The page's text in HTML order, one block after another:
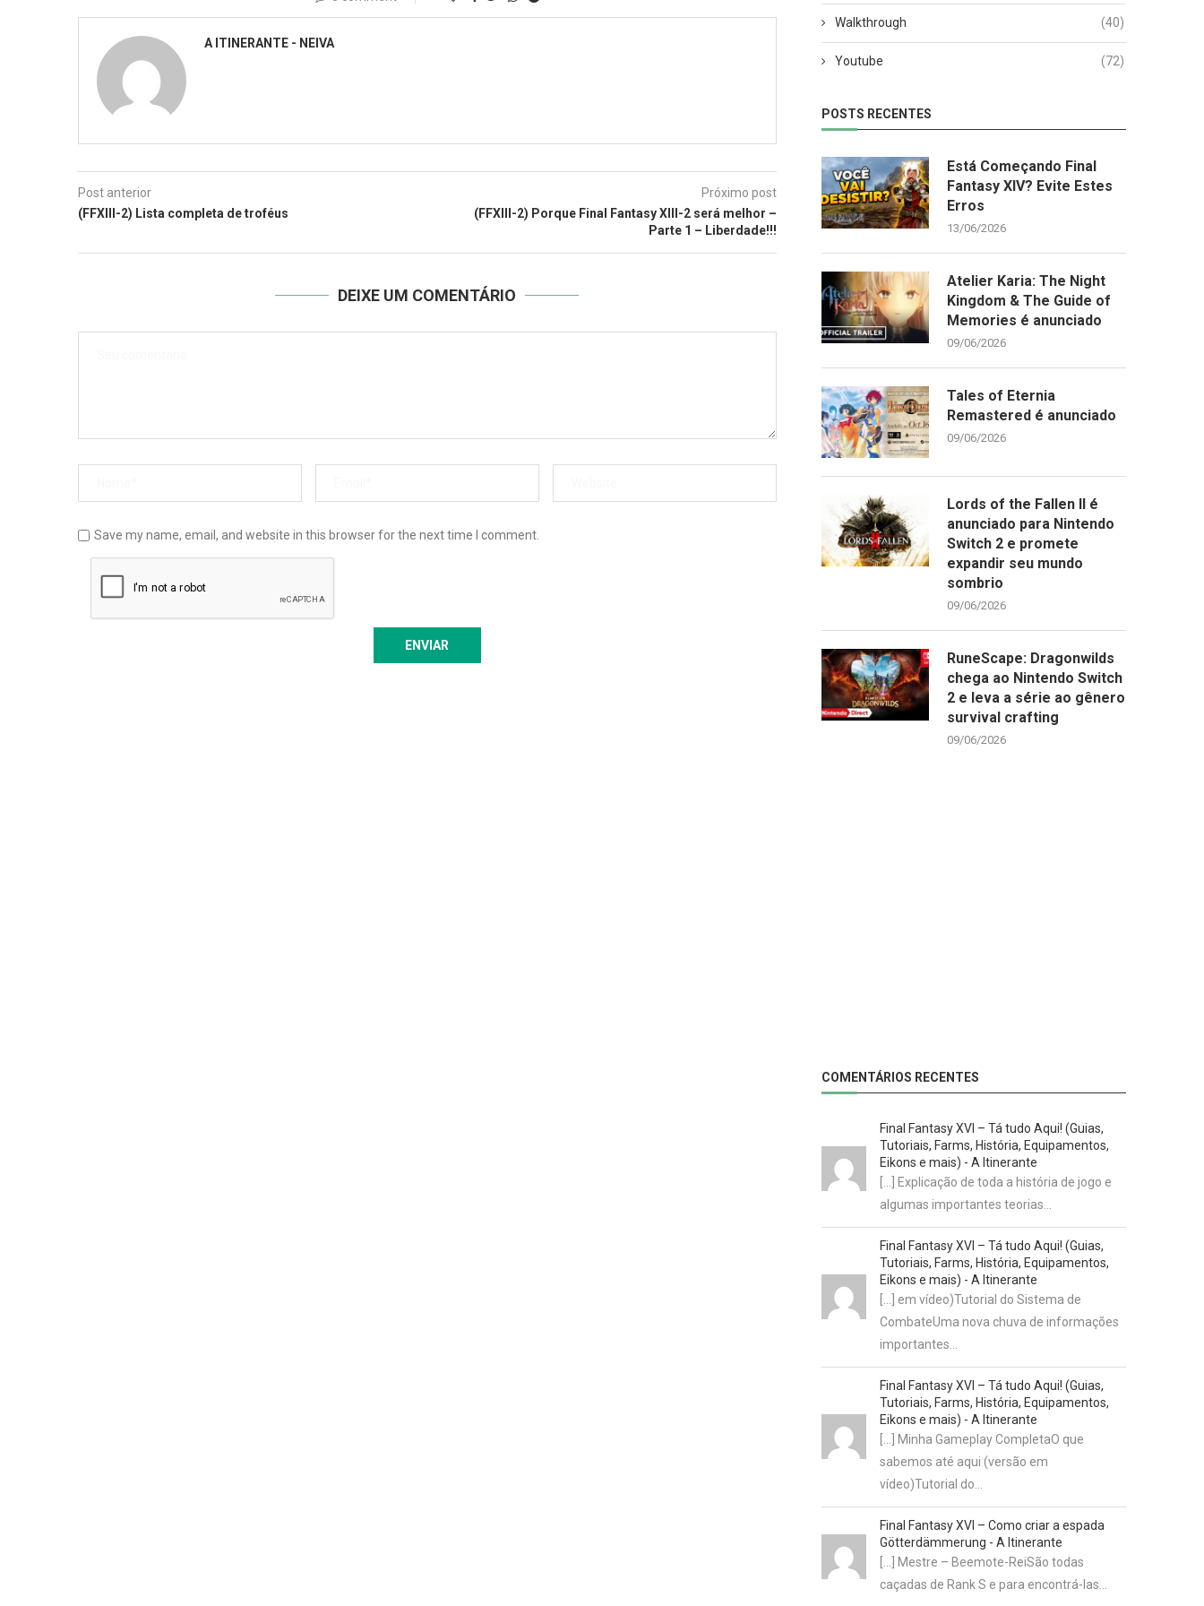
A ITINERANTE - NEIVA
Post anterior
(FFXIII-2) Lista completa de troféus
Próximo post
(FFXIII-2) Porque Final Fantasy XIII-2 será melhor –
Parte 1 – Liberdade!!!
DEIXE UM COMENTÁRIO
Save my name, email, and website in this browser for the next time I comment.
Walkthrough (40)
Youtube (72)
POSTS RECENTES
Está Começando Final
Fantasy XIV? Evite Estes
Erros
13/06/2026
Atelier Karia: The Night
Kingdom & The Guide of
Memories é anunciado
09/06/2026
Tales of Eternia
Remastered é anunciado
09/06/2026
Lords of the Fallen II é
anunciado para Nintendo
Switch 2 e promete
expandir seu mundo
sombrio
09/06/2026
RuneScape: Dragonwilds
chega ao Nintendo Switch
2 e leva a série ao gênero
survival crafting
09/06/2026
COMENTÁRIOS RECENTES
Final Fantasy XVI – Tá tudo Aqui! (Guias,
Tutoriais, Farms, História, Equipamentos,
Eikons e mais) - A Itinerante
[…] Explicação de toda a história de jogo e
algumas importantes teorias…
Final Fantasy XVI – Tá tudo Aqui! (Guias,
Tutoriais, Farms, História, Equipamentos,
Eikons e mais) - A Itinerante
[…] em vídeo)Tutorial do Sistema de
CombateUma nova chuva de informações
importantes…
Final Fantasy XVI – Tá tudo Aqui! (Guias,
Tutoriais, Farms, História, Equipamentos,
Eikons e mais) - A Itinerante
[…] Minha Gameplay CompletaO que
sabemos até aqui (versão em
vídeo)Tutorial do…
Final Fantasy XVI – Como criar a espada
Götterdämmerung - A Itinerante
[…] Mestre – Beemote-ReiSão todas
caçadas de Rank S e para encontrá-las…